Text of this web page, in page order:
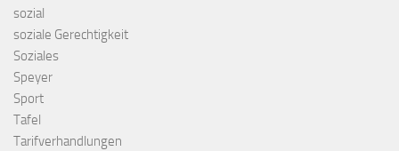
sozial
soziale Gerechtigkeit
Soziales
Speyer
Sport
Tafel
Tarifverhandlungen